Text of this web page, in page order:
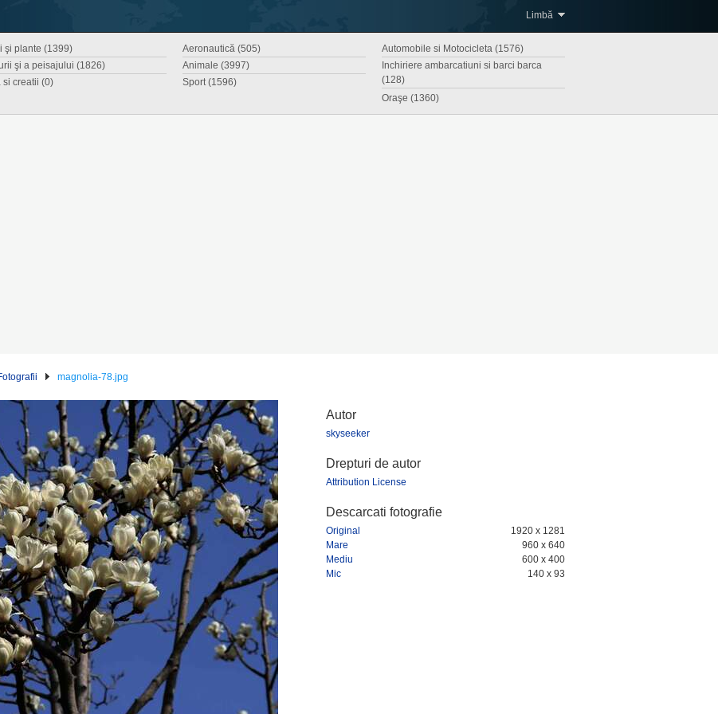
Limbă
Automobile si Motocicleta (1576)
Aeronautică (505)
şi plante (1399)
Inchiriere ambarcatiuni si barci barca
(128)
Animale (3997)
şi a peisajului (1826)
Sport (1596)
si creatii (0)
Oraşe (1360)
magnolia-78.jpg
Autor
skyseeker
Drepturi de autor
Attribution License
Descarcati fotografie
Original
1920 x 1281
Mare
960 x 640
Mediu
600 x 400
Mic
140 x 93